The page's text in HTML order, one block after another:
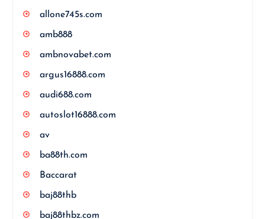
allone745s.com
amb888
ambnovabet.com
argus16888.com
audi688.com
autoslot16888.com
av
ba88th.com
Baccarat
baj88thb
baj88thbz.com